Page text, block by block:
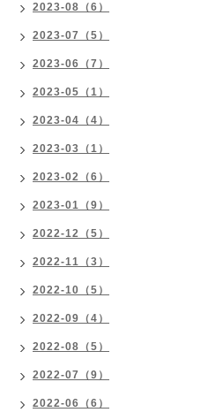
2023-08（6）
2023-07（5）
2023-06（7）
2023-05（1）
2023-04（4）
2023-03（1）
2023-02（6）
2023-01（9）
2022-12（5）
2022-11（3）
2022-10（5）
2022-09（4）
2022-08（5）
2022-07（9）
2022-06（6）